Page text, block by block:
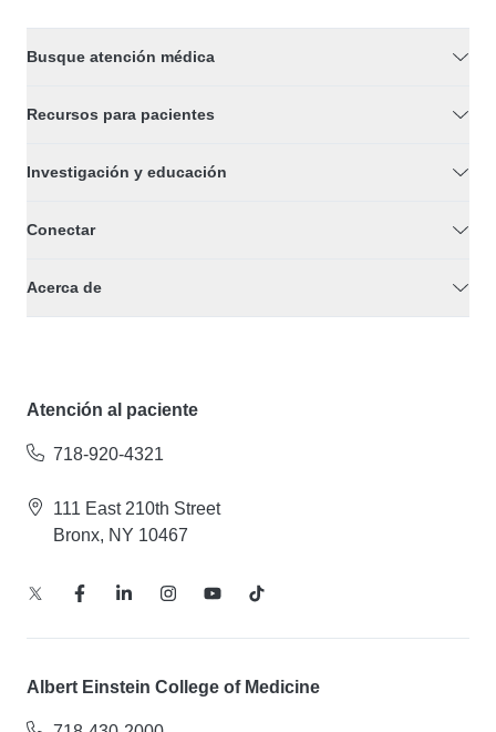
Busque atención médica
Recursos para pacientes
Investigación y educación
Conectar
Acerca de
Atención al paciente
718-920-4321
111 East 210th Street
Bronx, NY 10467
Albert Einstein College of Medicine